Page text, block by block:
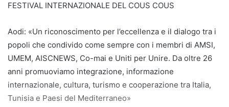
FESTIVAL INTERNAZIONALE DEL COUS COUS
Aodi: «Un riconoscimento per l’eccellenza e il dialogo tra i
popoli che condivido come sempre con i membri di AMSI,
UMEM, AISCNEWS, Co-mai e Uniti per Unire. Da oltre 26
anni promuoviamo integrazione, informazione
internazionale, cultura, turismo e cooperazione tra Italia,
Tunisia e Paesi del Mediterraneo»